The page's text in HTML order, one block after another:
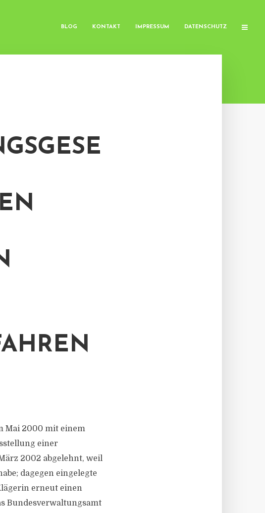
BLOG KONTAKT IMPRESSUM DATENSCHUTZ
A
Mai 2000 mit einem
einer
2002 abgelehnt, weil
dagegen eingelegte
erneut einen
Bundesverwaltungsamt